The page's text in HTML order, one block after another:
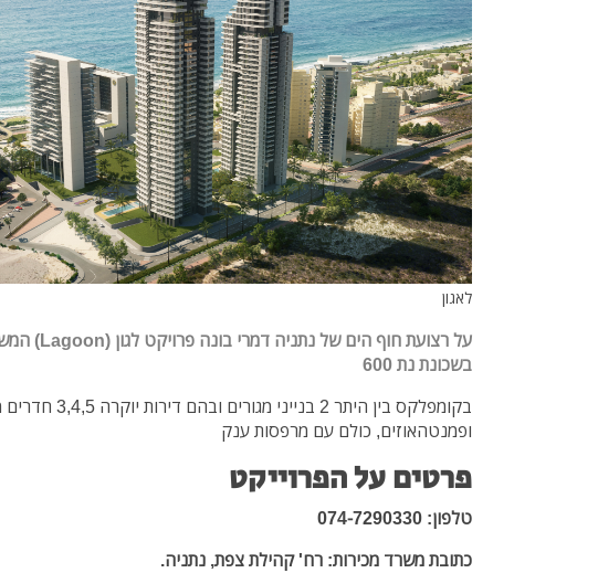
לאגון
בשכונת נת 600
בקומפלקס בין היתר 2 בנייני
ופמנטהאוזים, כולם עם מרפסות ענק
פרטים על הפרוייקט
טלפון: 074-7290330
כתובת משרד מכירות: רח' קהילת צפת, נתניה.